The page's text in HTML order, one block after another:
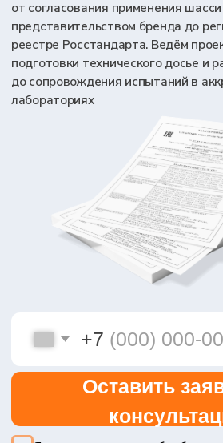
Я даю согласие на обработку персональных
данных в соответствии сПолитикой
Оставить заявку на
консультацию
7
лет на рынке
70
городов с нашими
95+